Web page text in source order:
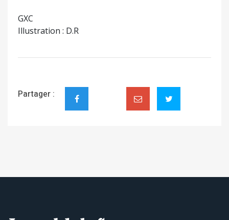
GXC
Illustration : D.R
Partager :